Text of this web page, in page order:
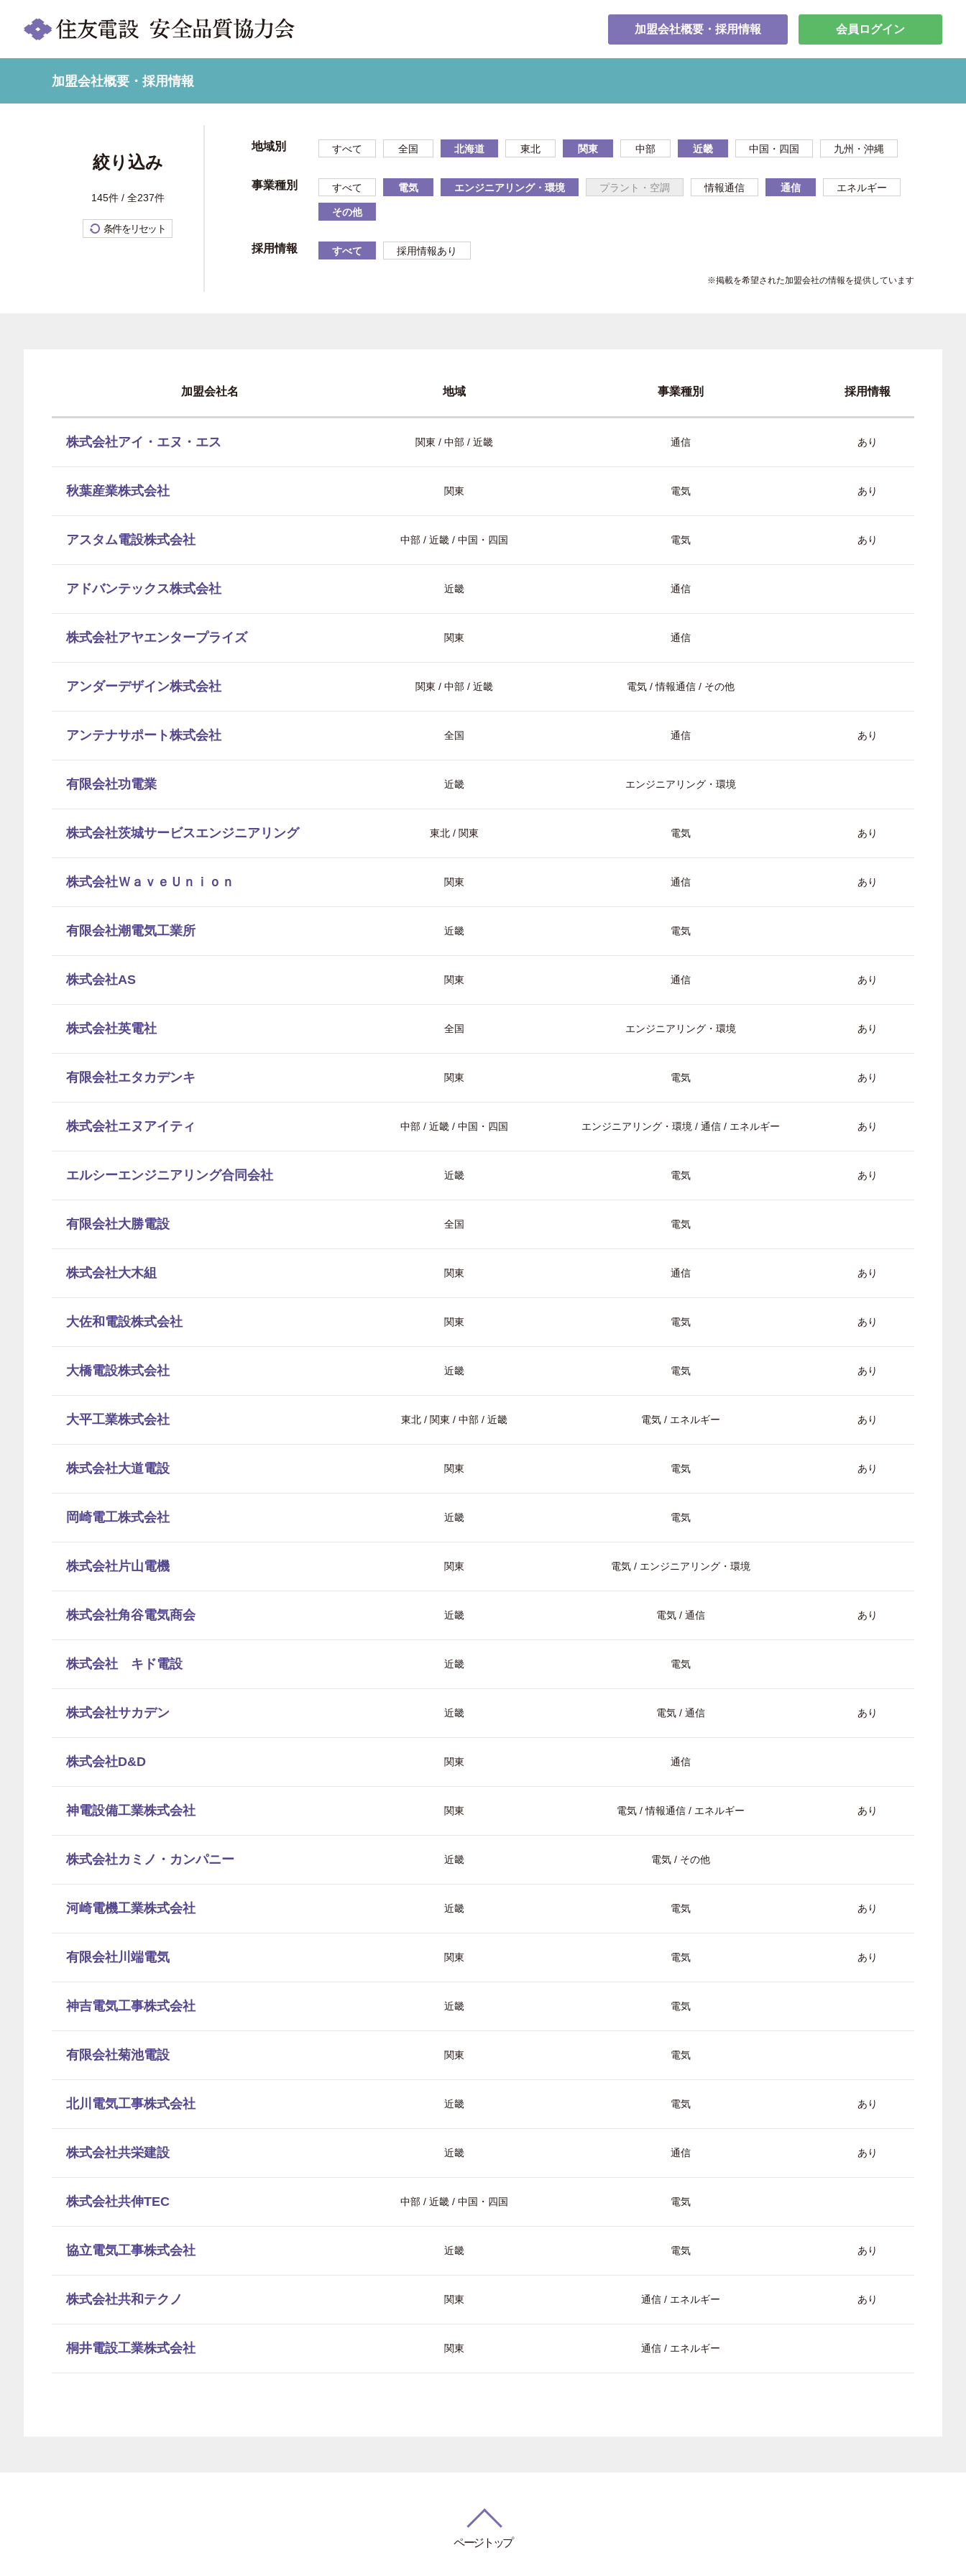
加盟会社概要・採用情報 会員ログイン
加盟会社概要・採用情報
絞り込み
145件 / 全237件
条件をリセット
地域別 すべて 全国 北海道 東北 関東 中部 近畿 中国・四国 九州・沖縄
事業種別 すべて 電気 エンジニアリング・環境 プラント・空調 情報通信 通信 エネルギー
その他
採用情報 すべて 採用情報あり
※掲載を希望された加盟会社の情報を提供しています
加盟会社名 地域 事業種別 採用情報
株式会社アイ・エヌ・エス 関東 / 中部 / 近畿 通信 あり
秋葉産業株式会社 関東 電気 あり
アスタム電設株式会社 中部 / 近畿 / 中国・四国 電気 あり
アドバンテックス株式会社 近畿 通信
株式会社アヤエンタープライズ 関東 通信
アンダーデザイン株式会社 関東 / 中部 / 近畿 電気 / 情報通信 / その他
アンテナサポート株式会社 全国 通信 あり
有限会社功電業 近畿 エンジニアリング・環境
株式会社茨城サービスエンジニアリング 東北 / 関東 電気 あり
株式会社ＷａｖｅＵｎｉｏｎ 関東 通信 あり
有限会社潮電気工業所 近畿 電気
株式会社AS 関東 通信 あり
株式会社英電社 全国 エンジニアリング・環境 あり
有限会社エタカデンキ 関東 電気 あり
株式会社エヌアイティ 中部 / 近畿 / 中国・四国 エンジニアリング・環境 / 通信 / エネルギー あり
エルシーエンジニアリング合同会社 近畿 電気 あり
有限会社大勝電設 全国 電気
株式会社大木組 関東 通信 あり
大佐和電設株式会社 関東 電気 あり
大橋電設株式会社 近畿 電気 あり
大平工業株式会社 東北 / 関東 / 中部 / 近畿 電気 / エネルギー あり
株式会社大道電設 関東 電気 あり
岡崎電工株式会社 近畿 電気
株式会社片山電機 関東 電気 / エンジニアリング・環境
株式会社角谷電気商会 近畿 電気 / 通信 あり
株式会社 キド電設 近畿 電気
株式会社サカデン 近畿 電気 / 通信 あり
株式会社D&D 関東 通信
神電設備工業株式会社 関東 電気 / 情報通信 / エネルギー あり
株式会社カミノ・カンパニー 近畿 電気 / その他
河崎電機工業株式会社 近畿 電気 あり
有限会社川端電気 関東 電気 あり
神吉電気工事株式会社 近畿 電気
有限会社菊池電設 関東 電気
北川電気工事株式会社 近畿 電気 あり
株式会社共栄建設 近畿 通信 あり
株式会社共伸TEC 中部 / 近畿 / 中国・四国 電気
協立電気工事株式会社 近畿 電気 あり
株式会社共和テクノ 関東 通信 / エネルギー あり
桐井電設工業株式会社 関東 通信 / エネルギー
ページトップ